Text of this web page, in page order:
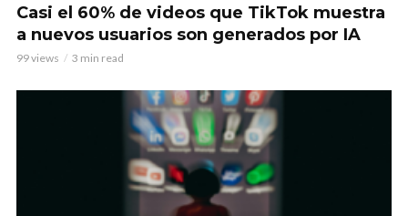
Casi el 60% de videos que TikTok muestra
a nuevos usuarios son generados por IA
99 views 3 min read